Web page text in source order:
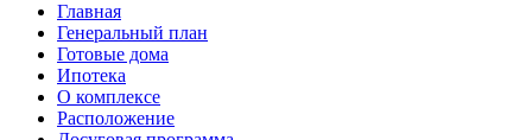
Главная
Генеральный план
Готовые дома
Ипотека
О комплексе
Расположение